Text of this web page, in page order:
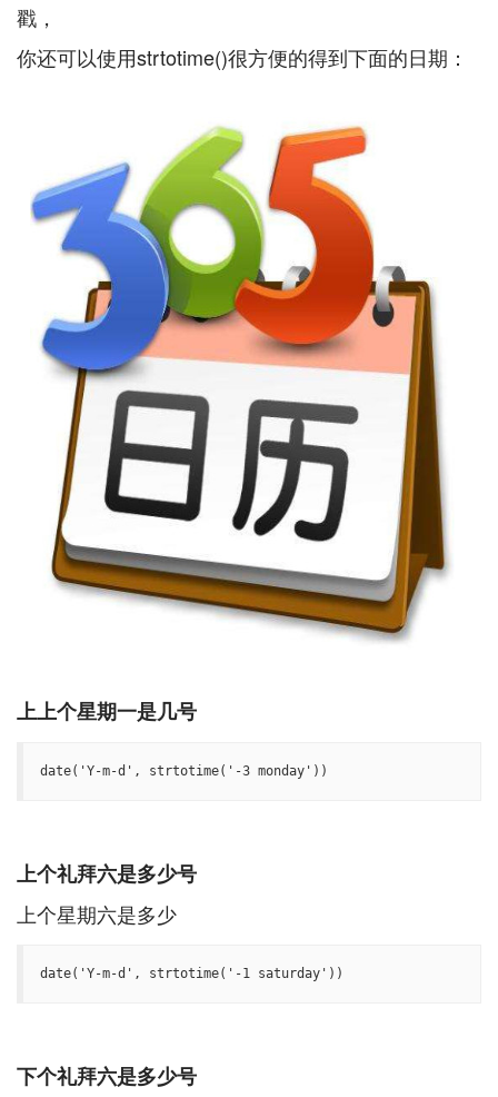
戳，
你还可以使用strtotime()很方便的得到下面的日期：
上上个星期一是几号
date('Y-m-d', strtotime('-3 monday'))
上个礼拜六是多少号
date('Y-m-d', strtotime('-1 saturday'))
下个礼拜六是多少号